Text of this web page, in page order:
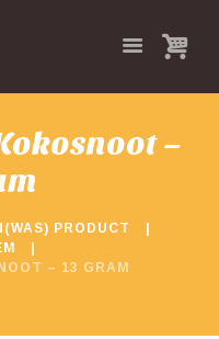
–
PRODUCT
– 13 GRAM